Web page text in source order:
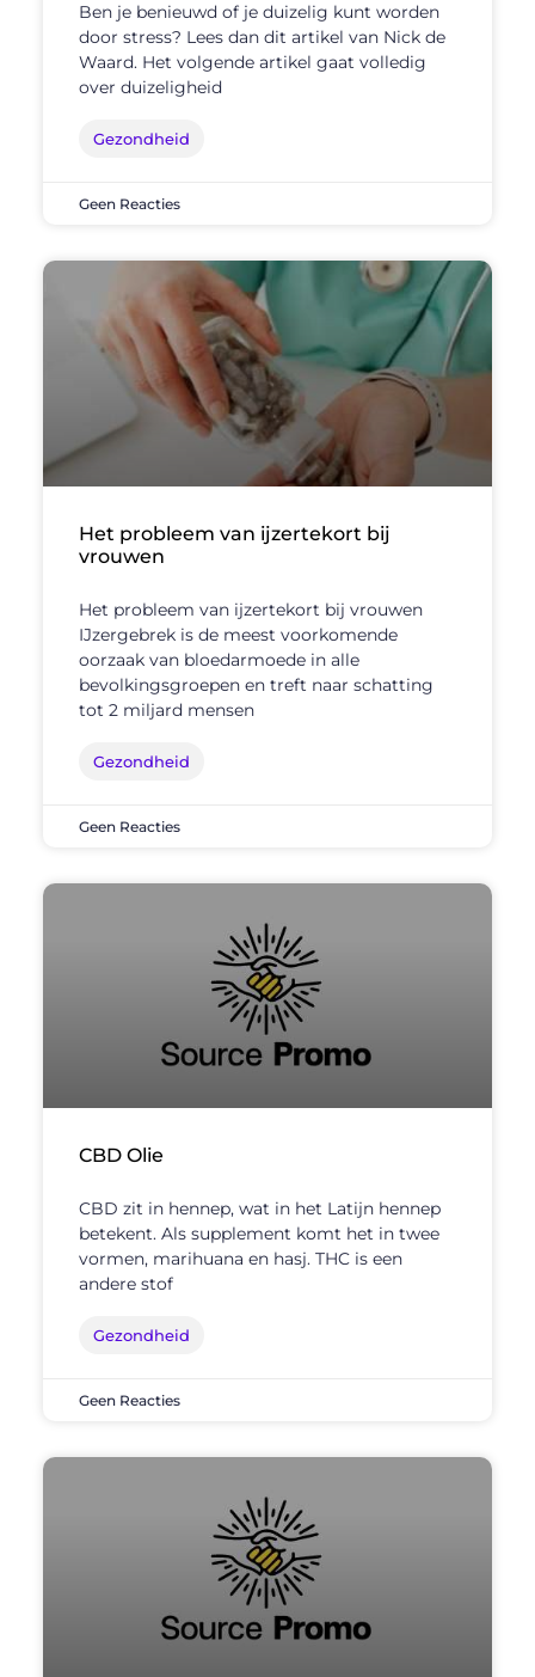
Ben je benieuwd of je duizelig kunt worden
door stress? Lees dan dit artikel van Nick de
Waard. Het volgende artikel gaat volledig
over duizeligheid
Gezondheid
Geen Reacties
Het probleem van ijzertekort bij
vrouwen
Het probleem van ijzertekort bij vrouwen
IJzergebrek is de meest voorkomende
oorzaak van bloedarmoede in alle
bevolkingsgroepen en treft naar schatting
tot 2 miljard mensen
Gezondheid
Geen Reacties
CBD Olie
CBD zit in hennep, wat in het Latijn hennep
betekent. Als supplement komt het in twee
vormen, marihuana en hasj. THC is een
andere stof
Gezondheid
Geen Reacties